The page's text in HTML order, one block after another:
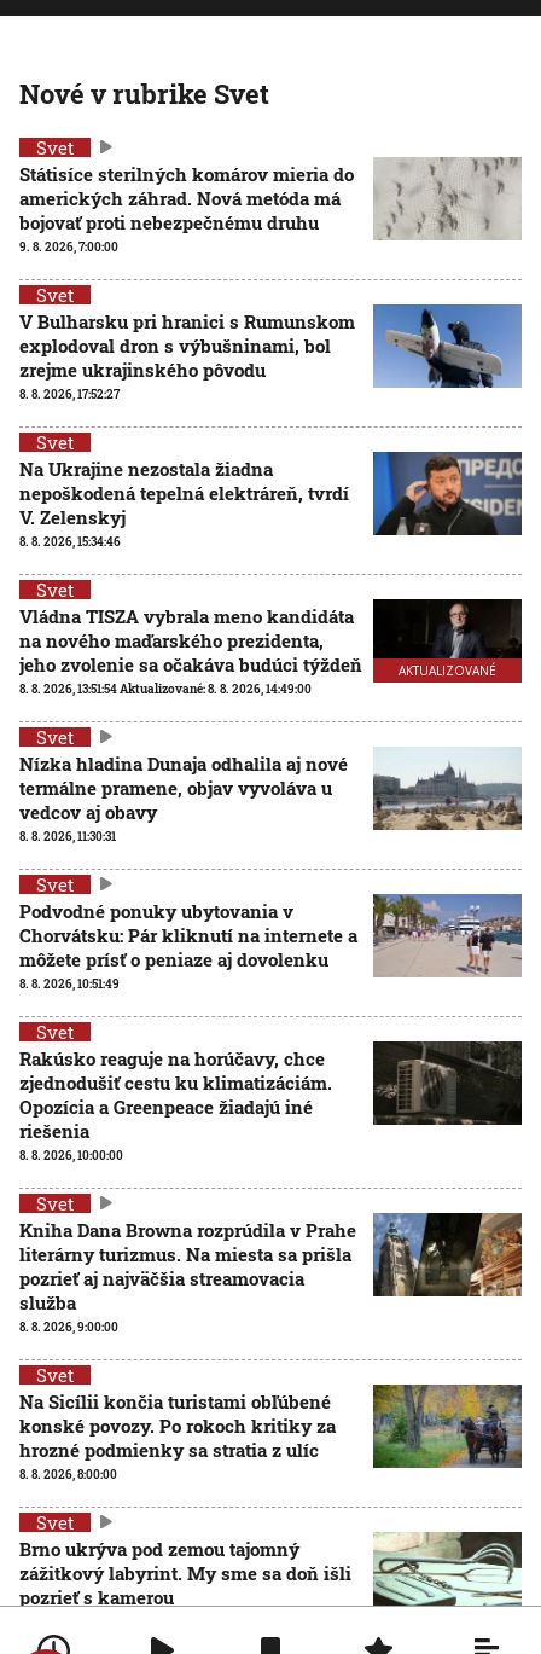
Nové v rubrike Svet
Svet
Státisíce sterilných komárov mieria do
amerických záhrad. Nová metóda má
bojovať proti nebezpečnému druhu
9. 8. 2026, 7:00:00
Svet
V Bulharsku pri hranici s Rumunskom
explodoval dron s výbušninami, bol
zrejme ukrajinského pôvodu
8. 8. 2026, 17:52:27
Svet
Na Ukrajine nezostala žiadna
nepoškodená tepelná elektráreň, tvrdí
V. Zelenskyj
8. 8. 2026, 15:34:46
AKTUALIZOVANÉ
Svet
Vládna TISZA vybrala meno kandidáta
na nového maďarského prezidenta,
jeho zvolenie sa očakáva budúci týždeň
8. 8. 2026, 13:51:54Aktualizované:8. 8. 2026, 14:49:00
Svet
Nízka hladina Dunaja odhalila aj nové
termálne pramene, objav vyvoláva u
vedcov aj obavy
8. 8. 2026, 11:30:31
Svet
Podvodné ponuky ubytovania v
Chorvátsku: Pár kliknutí na internete a
môžete prísť o peniaze aj dovolenku
8. 8. 2026, 10:51:49
Svet
Rakúsko reaguje na horúčavy, chce
zjednodušiť cestu ku klimatizáciám.
Opozícia a Greenpeace žiadajú iné
riešenia
8. 8. 2026, 10:00:00
Svet
Kniha Dana Browna rozprúdila v Prahe
literárny turizmus. Na miesta sa prišla
pozrieť aj najväčšia streamovacia
služba
8. 8. 2026, 9:00:00
Svet
Na Sicílii končia turistami obľúbené
konské povozy. Po rokoch kritiky za
hrozné podmienky sa stratia z ulíc
8. 8. 2026, 8:00:00
Svet
Brno ukrýva pod zemou tajomný
zážitkový labyrint. My sme sa doň išli
pozrieť s kamerou